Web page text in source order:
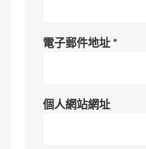
電子郵件地址*
個人網站網址